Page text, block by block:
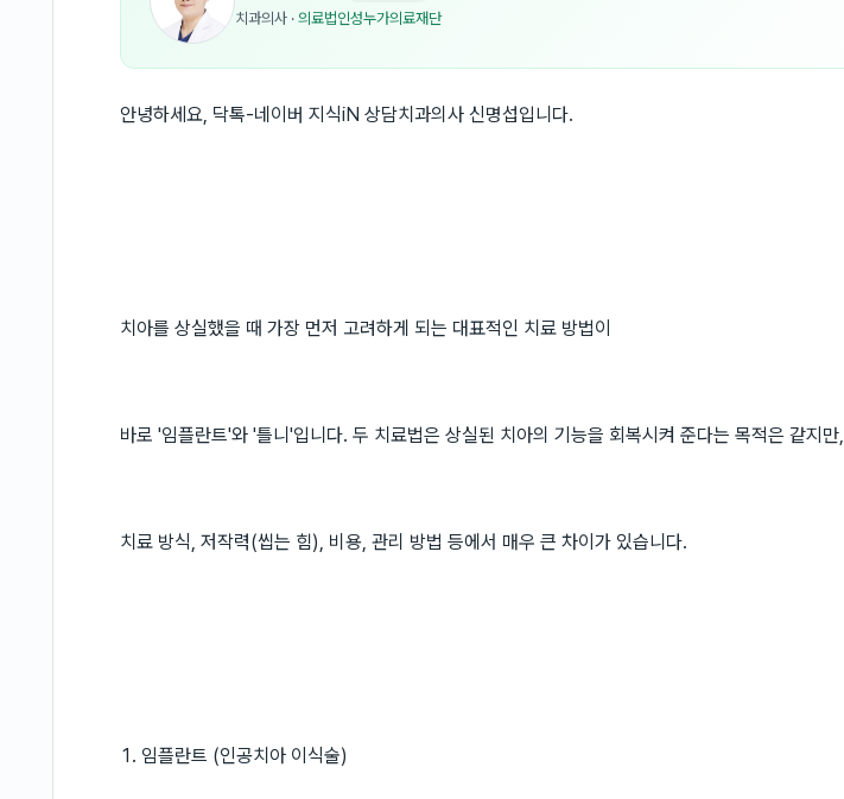
치과의사 · 의료법인성누가의료재단
안녕하세요, 닥톡-네이버 지식iN 상담치과의사 신명섭입니다.
치아를 상실했을 때 가장 먼저 고려하게 되는 대표적인 치료 방법이
바로 '임플란트'와 '틀니'입니다. 두 치료법은 상실된 치아의 기능을 회복시켜 준다는 목적은 같지만,
치료 방식, 저작력(씹는 힘), 비용, 관리 방법 등에서 매우 큰 차이가 있습니다.
1. 임플란트 (인공치아 이식술)